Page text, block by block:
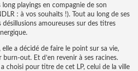
long playings en compagnie de son
: à vos souhaits !). Tout au long de ses
désillusions amoureuses sur des titres
a décidé de faire le point sur sa vie,
out. Et d’en revenir à ses racines.
choisi pour titre de cet LP, celui de la ville